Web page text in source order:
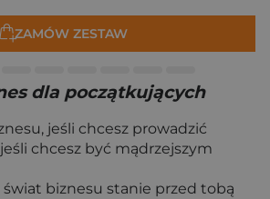
ZAMÓW ZESTAW
dla początkujących
jeśli chcesz prowadzić
chcesz być mądrzejszym
świat biznesu stanie przed tobą